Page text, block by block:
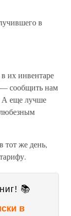
в
их инвентаре
— сообщить нам
А еще лучше
тот же день,
📚
в